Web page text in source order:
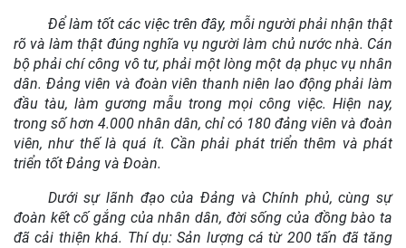
Để làm tốt các việc trên đây, mỗi người phải nhận thật
rõ và làm thật đúng nghĩa vụ người làm chủ nước nhà. Cán
bộ phải chí công vô tư, phải một lòng một dạ phục vụ nhân
dân. Đảng viên và đoàn viên thanh niên lao động phải làm
đầu tàu, làm gương mẫu trong mọi công việc. Hiện nay,
trong số hơn 4.000 nhân dân, chỉ có 180 đảng viên và đoàn
viên, như thế là quá ít. Cần phải phát triển thêm và phát
triển tốt Đảng và Đoàn.
Dưới sự lãnh đạo của Đảng và Chính phủ, cùng sự
đoàn kết cố gắng của nhân dân, đời sống của đồng bào ta
đã cải thiện khá. Thí dụ: Sản lượng cá từ 200 tấn đã tăng